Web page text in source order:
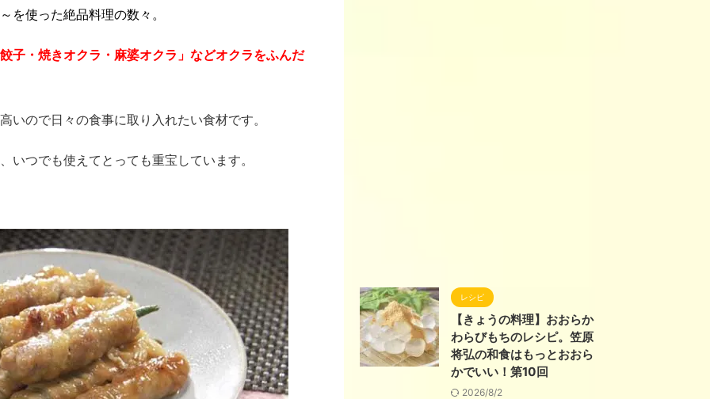
を使った絶品料理の数々。
子・焼きオクラ・麻婆オクラ」などオクラをふんだ
いので日々の食事に取り入れたい食材です。
いつでも使えてとっても重宝しています。
レシピ
【きょうの料理】おおらか
わらびもちのレシピ。笠原
将弘の和食はもっとおおら
かでいい！第10回
2026/8/2